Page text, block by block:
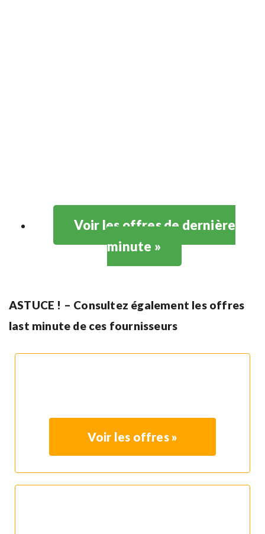
Voir les offres de dernière
minute »
ASTUCE ! – Consultez également les offres
last minute de ces fournisseurs
Voir les offres »